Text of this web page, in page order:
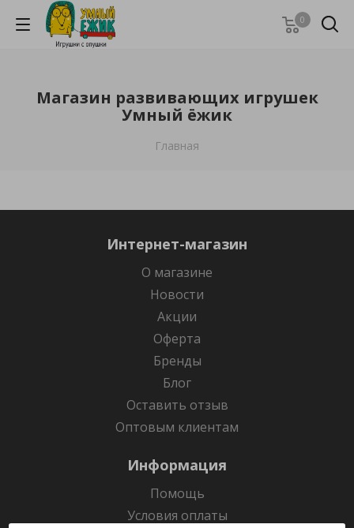
0
Магазин развивающих игрушек
Умный ёжик
Главная
Интернет-магазин
О магазине
Новости
Акции
Оферта
Бренды
Блог
Оставить отзыв
Оптовым клиентам
Информация
Помощь
Условия оплаты